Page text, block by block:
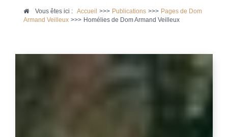
Vous êtes ici :Accueil >>> Publications >>> Pages de Dom
Armand Veilleux >>> Homélies de Dom Armand Veilleux